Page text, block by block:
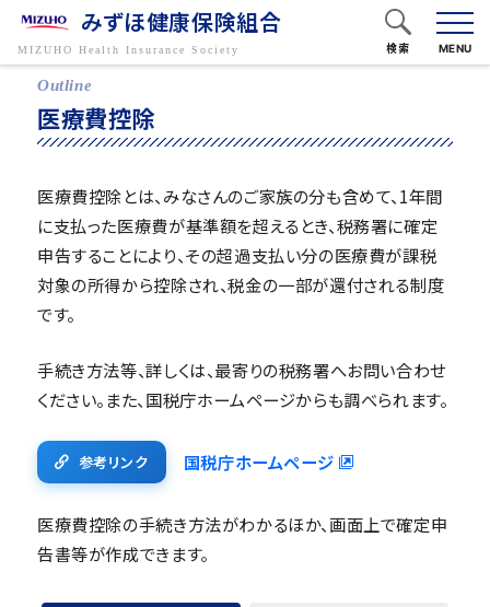
みずほ健康保険組合
MENU
検索
フリーワードで検索
キーワードから探す
医療費控除
医療費控除とは、みなさんのご家族の分も含めて、1年間
に支払った医療費が基準額を超えるとき、税務署に確定
申告することにより、その超過支払い分の医療費が課税
対象の所得から控除され、税金の一部が還付される制度
です。
手続き方法等、詳しくは、最寄りの税務署へお問い合わせ
ください。また、国税庁ホームページからも調べられます。
参考リンク 国税庁ホームページ
医療費控除の手続き方法がわかるほか、画面上で確定申
告書等が作成できます。